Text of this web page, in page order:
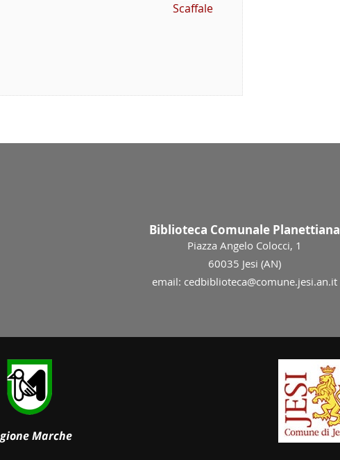
Scaffale
Biblioteca Comunale Planettiana
Piazza Angelo Colocci, 1
60035 Jesi (AN)
email: cedbiblioteca@comune.jesi.an.it